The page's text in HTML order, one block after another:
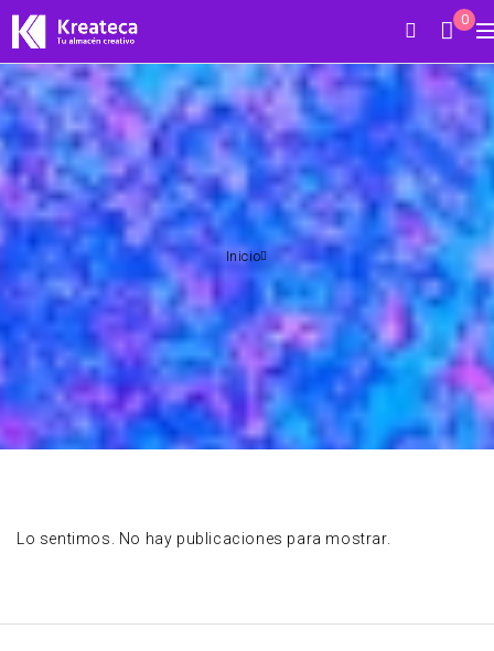
0
Inicio
Lo sentimos. No hay publicaciones para mostrar.